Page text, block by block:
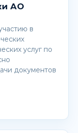
АО
в
услуг по
документов